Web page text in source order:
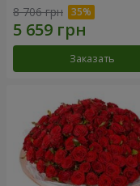
8 706 грн
Заказать